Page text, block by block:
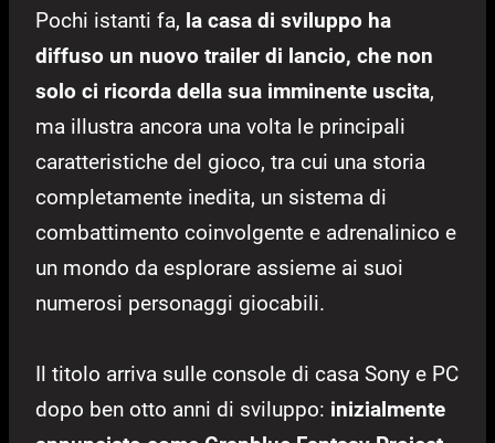
Pochi istanti fa, la casa di sviluppo ha
diffuso un nuovo trailer di lancio, che non
solo ci ricorda della sua imminente uscita,
ma illustra ancora una volta le principali
caratteristiche del gioco, tra cui una storia
completamente inedita, un sistema di
combattimento coinvolgente e adrenalinico e
un mondo da esplorare assieme ai suoi
numerosi personaggi giocabili.
Il titolo arriva sulle console di casa Sony e PC
dopo ben otto anni di sviluppo: inizialmente